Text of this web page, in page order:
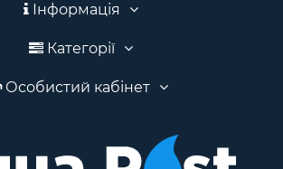
Інформація
Категорії
Особистий кабінет